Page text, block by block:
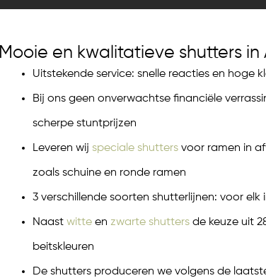
Mooie en kwalitatieve shutters in
Uitstekende service: snelle reacties en hoge
Bij ons geen onverwachtse financiële
scherpe stuntprijzen
Leveren wij speciale shutters voor ramen in
zoals schuine en ronde ramen
3 verschillende soorten shutterlijnen: voor elk
Naast witte en zwarte shutters de keuze uit
beitskleuren
De shutters produceren we volgens de